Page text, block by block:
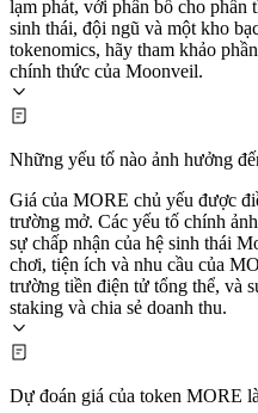
lạm phát, với phân bổ cho phần
sinh thái, đội ngũ và một kho
tokenomics, hãy tham khảo
chính thức của Moonveil.
Những yếu tố nào ảnh hưởng
Giá của MORE chủ yếu được
trường mở. Các yếu tố chính
sự chấp nhận của hệ sinh thái
chơi, tiện ích và nhu cầu của
trường tiền điện tử tổng thể, và
staking và chia sẻ doanh thu.
Dự đoán giá của token MORE